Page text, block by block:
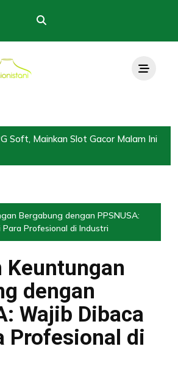
Soft, Mainkan Slot Gacor Malam Ini
Bergabung dengan PPSNUSA:
Profesional di Industri
Keuntungan
dengan
Wajib Dibaca
Profesional di